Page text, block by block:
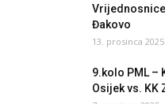
Đakovo
13. prosinca 2025.
9.kolo PML –
Osijek vs. KK